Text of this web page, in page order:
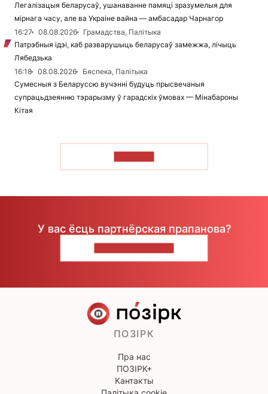
Легалізацыя беларусаў, ушанаванне памяці зразумелыя для
мірнага часу, але ва Украіне вайна — амбасадар Чарнагор
16:27
08.08.2026
Грамадства, Палітыка
Патрэбныя ідэі, каб разварушыць беларусаў замежжа, лічыць
Лябедзька
16:18
08.08.2026
Бяспека, Палітыка
Сумесныя з Беларуссю вучэнні будуць прысвечаныя
супрацьдзеянню тэрарызму ў гарадскіх ўмовах — Мінабароны
Кітая
У вас ёсць партнёрская прапанова?
ПОЗІРК
Пра нас
ПОЗІРК+
Кантакты